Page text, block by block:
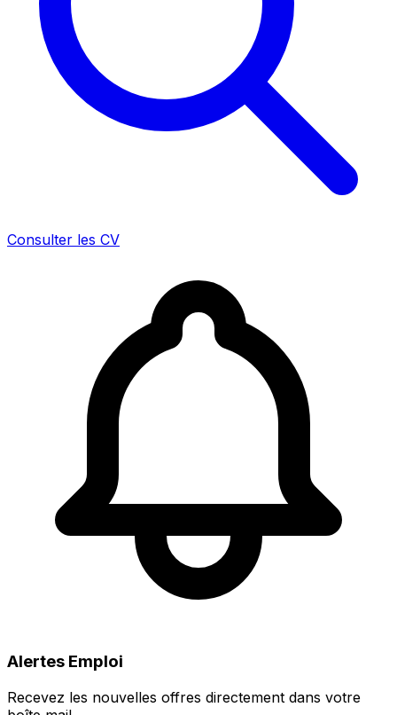
Consulter les CV
Alertes Emploi
Recevez les nouvelles offres directement dans votre